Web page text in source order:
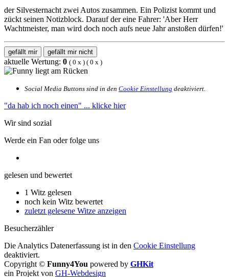
der Silvesternacht zwei Autos zusammen. Ein Polizist kommt und
zückt seinen Notizblock. Darauf der eine Fahrer: 'Aber Herr
Wachtmeister, man wird doch noch aufs neue Jahr anstoßen dürfen!'
gefällt mir gefällt mir nicht
aktuelle Wertung: 0 ( 0 x ) ( 0 x )
Social Media Buttons sind in den Cookie Einstellung deaktiviert.
"da hab ich noch einen" ... klicke hier
Wir sind sozial
Werde ein Fan oder folge uns
gelesen und bewertet
1 Witz gelesen
noch kein Witz bewertet
zuletzt gelesene Witze anzeigen
Besucherzähler
Die Analytics Datenerfassung ist in den Cookie Einstellung
deaktiviert.
Copyright © Funny4You powered by GHKit
ein Projekt von GH-Webdesign